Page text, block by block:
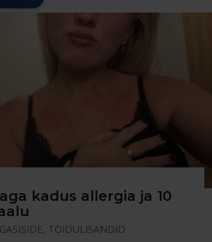
kadus allergia ja 10
, TOIDULISANDID